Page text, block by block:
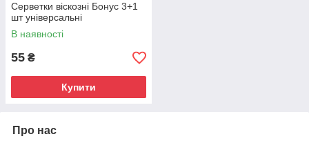
Серветки віскозні Бонус 3+1
шт універсальні
В наявності
55 ₴
Купити
Про нас